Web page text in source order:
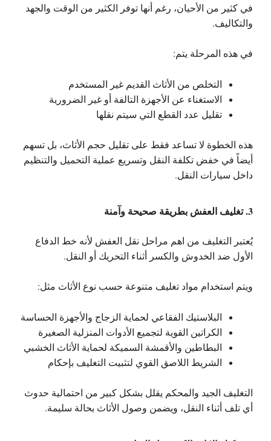
في كثير من الأحيان، رغم أنها توفر الكثير من الوقت والجهد
والتكاليف.
في هذه المرحلة يتم:
التخلص من الأثاث القديم غير المستخدم
الاستغناء عن الأجهزة التالفة أو غير الضرورية
تقليل عدد القطع التي سيتم نقلها
هذه الخطوة لا تساعد فقط على تقليل حجم الأثاث، بل تسهم
أيضاً في خفض تكلفة النقل وتسريع عملية التحميل والتنظيم
داخل سيارات النقل.
3. تغليف العفش بطريقة صحيحة وآمنة
يُعتبر التغليف من اهم مراحل نقل العفش لأنه خط الدفاع
الأول ضد الخدوش والكسر أثناء التحريك أو النقل.
ويتم استخدام مواد تغليف متنوعة حسب نوع الأثاث مثل:
البلاستيك الفقاعي لحماية الزجاج والأجهزة الحساسة
الكراتين القوية لتجميع الأدوات المنزلية الصغيرة
البطاطين والأقمشة السميكة لحماية الأثاث الخشبي
الشريط اللاصق القوي لتثبيت التغليف بإحكام
التغليف الجيد والمحكم يقلل بشكل كبير من احتمالية حدوث
أي تلف أثناء النقل، ويضمن وصول الأثاث بحالة سليمة.